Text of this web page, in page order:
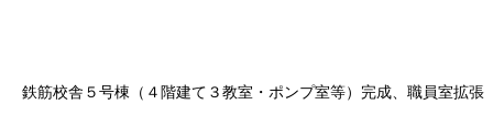
鉄筋校舎５号棟（４階建て３教室・ポンプ室等）完成、職員室拡張